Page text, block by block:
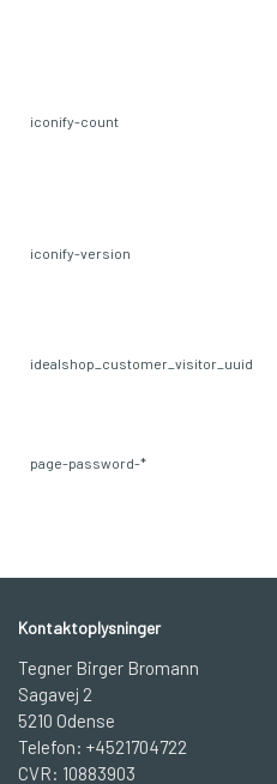
iconify-count
iconify-version
idealshop_customer_visitor_uuid
page-password-*
Kontaktoplysninger
Tegner Birger Bromann
Sagavej 2
5210 Odense
Telefon: +4521704722
CVR: 10883903